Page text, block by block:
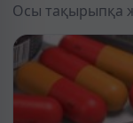
Осы тақырыпқа